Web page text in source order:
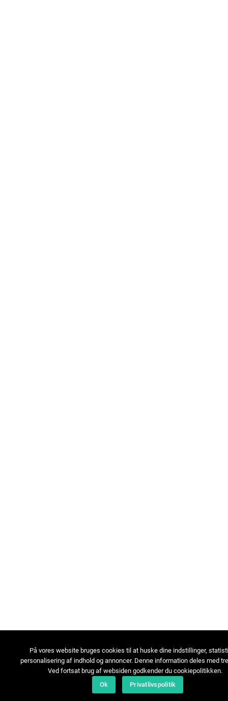
På vores website bruges cookies til at huske dine indstillinger,
personalisering af indhold og annoncer. Denne information deles med
Ved fortsat brug af websiden godkender du cookiepolitikken.
Ok
Privatlivspolitik